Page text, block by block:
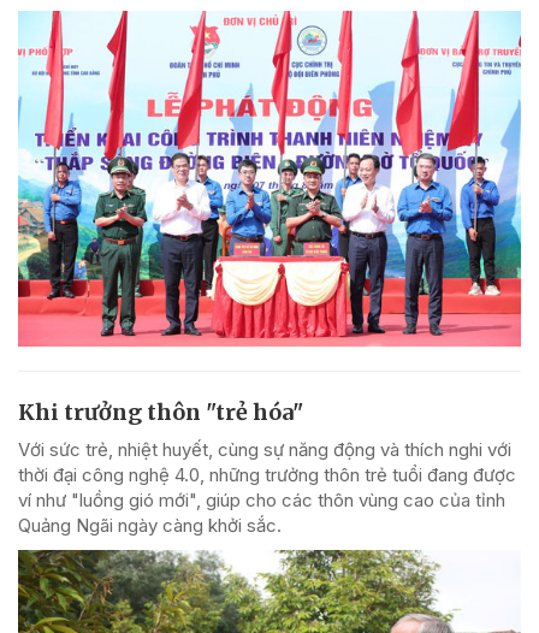
Khi trưởng thôn "trẻ hóa"
Với sức trẻ, nhiệt huyết, cùng sự năng động và thích nghi với
thời đại công nghệ 4.0, những trưởng thôn trẻ tuổi đang được
ví như "luồng gió mới", giúp cho các thôn vùng cao của tỉnh
Quảng Ngãi ngày càng khởi sắc.